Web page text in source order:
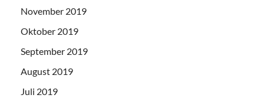
November 2019
Oktober 2019
September 2019
August 2019
Juli 2019